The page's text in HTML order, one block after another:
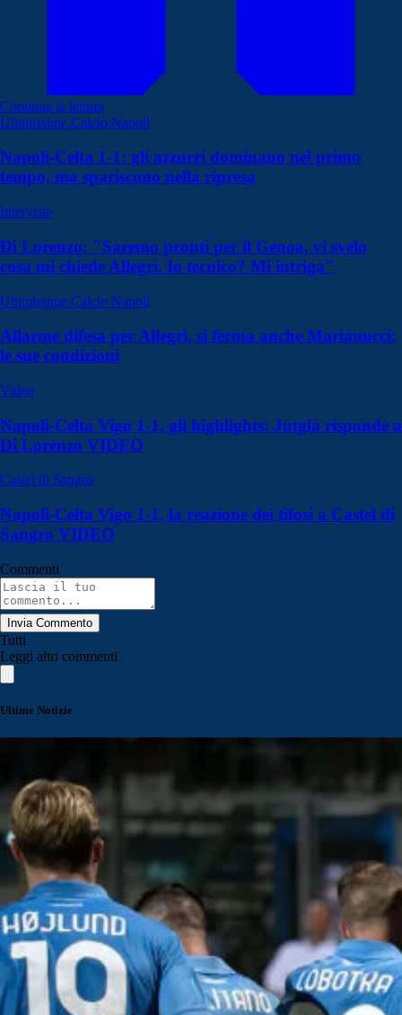
Continua la lettura
Ultimissime Calcio Napoli
Napoli-Celta 1-1: gli azzurri dominano nel primo
tempo, ma spariscono nella ripresa
Interviste
Di Lorenzo: "Saremo pronti per il Genoa, vi svelo
cosa mi chiede Allegri. Io tecnico? Mi intriga"
Ultimissime Calcio Napoli
Allarme difesa per Allegri, si ferma anche Marianucci:
le sue condizioni
Video
Napoli-Celta Vigo 1-1, gli highlights: Jutglà risponde a
Di Lorenzo VIDEO
Castel di Sangro
Napoli-Celta Vigo 1-1, la reazione dei tifosi a Castel di
Sangro VIDEO
Commenti
Invia Commento
Tutti
Leggi altri commenti
Ultime Notizie